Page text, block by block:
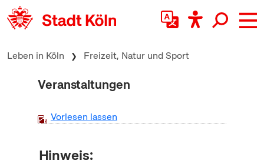
zum Inhalt springen
Leben in Köln Freizeit, Natur und Sport
Veranstaltungen
Vorlesen lassen
Hinweis: